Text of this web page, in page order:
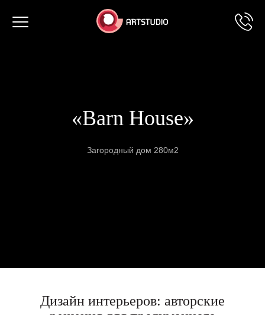
Toggle
«Barn House»
Загородный дом 280м2
Дизайн интерьеров: авторские